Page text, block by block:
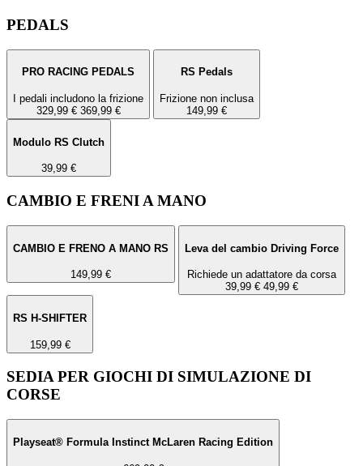
PEDALS
PRO RACING PEDALS
I pedali includono la frizione
329,99 € 369,99 €
RS Pedals
Frizione non inclusa
149,99 €
Modulo RS Clutch
39,99 €
CAMBIO E FRENI A MANO
CAMBIO E FRENO A MANO RS
149,99 €
Leva del cambio Driving Force
Richiede un adattatore da corsa
39,99 € 49,99 €
RS H-SHIFTER
159,99 €
SEDIA PER GIOCHI DI SIMULAZIONE DI
CORSE
Playseat® Formula Instinct McLaren Racing Edition